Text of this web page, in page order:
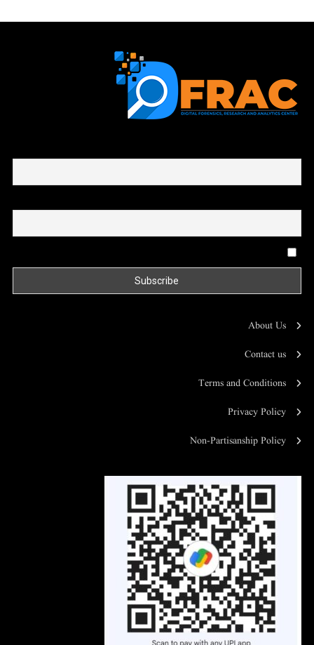
About Us
Contact us
Terms and Conditions
Privacy Policy
Non-Partisanship Policy